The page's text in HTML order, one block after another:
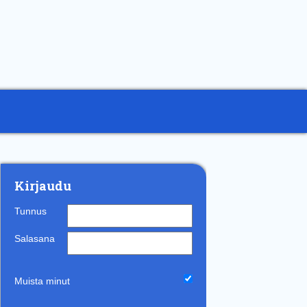
Kirjaudu
Tunnus
Salasana
Muista minut